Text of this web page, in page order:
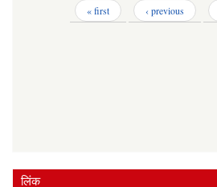
« first ‹ previous
लिंक